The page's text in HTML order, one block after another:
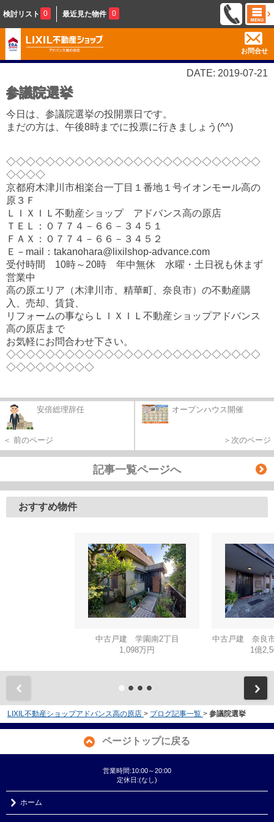
検討リスト 0 最近見た物件 0
お問合せ
DATE: 2019-07-21
参議院選挙
今日は、参議院選挙の投開票日です。
まだの方は、午後8時までに投票に行きましょう(^^)
◇◇◇◇◇◇◇◇◇◇◇◇◇◇◇◇◇◇◇◇◇◇◇◇◇◇
◇◇◇◇
京都府木津川市相楽台一丁目１番地１号イオンモール高の
原３Ｆ
ＬＩＸＩＬ不動産ショップ アドバンス高の原店
ＴＥＬ：０７７４－６６－３４５１
ＦＡＸ：０７７４－６６－３４５２
Ｅ－mail：takanohara@lixilshop-advance.com
受付時間 10時～20時 年中無休 水曜・土日祝も休まず
営業中
高の原エリア（木津川市、精華町、奈良市）の不動産購
入、売却、賃貸、
リフォームの事ならＬＩＸＩＬ不動産ショップアドバンス
高の原店まで
お気軽にお問合わせ下さい。
◇◇◇◇◇◇◇◇◇◇◇◇◇◇◇◇◇◇◇◇◇◇◇◇◇◇
◇◇◇◇◇◇◇◇◇
安倍総理辞任
＜ 前のページ
オープンハウス開催
＞次のページ
記事一覧ページへ
おすすめ物件
中古戸建 学園南2丁目
1,098万円
中古戸建 奈良
1億
LIXIL不動産ショップアドバンス高の原店 > ブログ記事一覧 > 参議院選挙
ページトップに戻る
営業時間:10:00～20:00
定休日:(なし)
ホーム